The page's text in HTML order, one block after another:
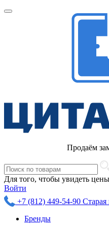
Продаём
Для того, чтобы увидеть
Войти
+7 (812) 449-54-90 Старая
Бренды